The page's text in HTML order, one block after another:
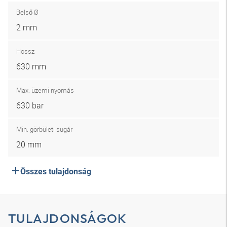
Belső Ø
2 mm
Hossz
630 mm
Max. üzemi nyomás
630 bar
Min. görbületi sugár
20 mm
Összes tulajdonság
TULAJDONSÁGOK